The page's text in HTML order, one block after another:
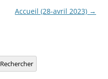
Accueil (28-avril 2023) →
Rechercher